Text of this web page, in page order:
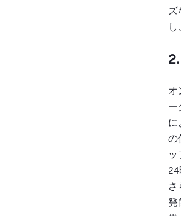
オ
ー
に
の
発